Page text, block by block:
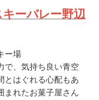
ーバレー野辺
ー場
で、気持ち良い青空
とはぐれる心配もあ
まれたお菓子屋さん